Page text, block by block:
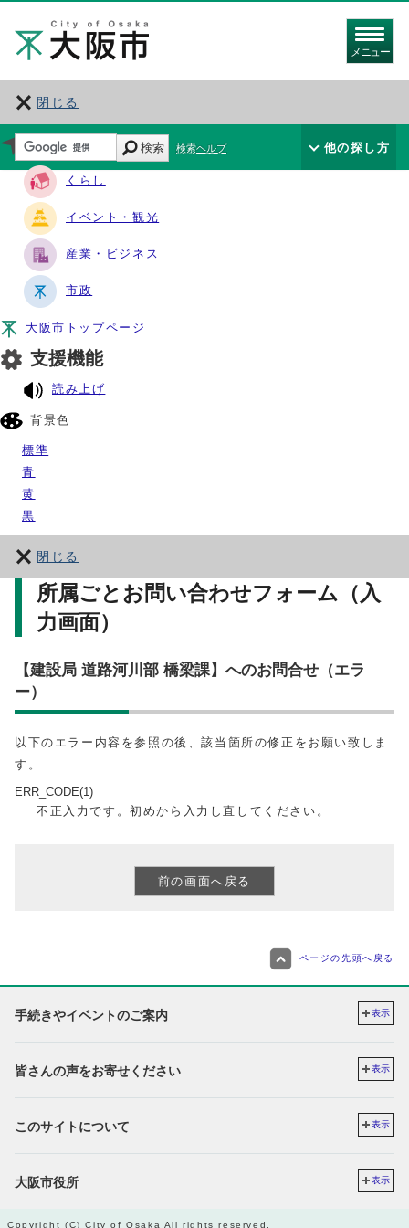
メニュー
閉じる
サイト・ナビ
くらし
イベント・観光
産業・ビジネス
市政
大阪市トップページ
支援機能
読み上げ
背景色
標準
青
黄
黒
閉じる
検索 検索ヘルプ 他の探し方
所属ごとお問い合わせフォーム（入
力画面）
【建設局 道路河川部 橋梁課】へのお問合せ（エラ
ー）
以下のエラー内容を参照の後、該当箇所の修正をお願い致しま
す。
ERR_CODE(1)
不正入力です。初めから入力し直してください。
ページの先頭へ戻る
手続きやイベントのご案内 表示
皆さんの声をお寄せください 表示
このサイトについて 表示
大阪市役所 表示
Copyright (C) City of Osaka All rights reserved.